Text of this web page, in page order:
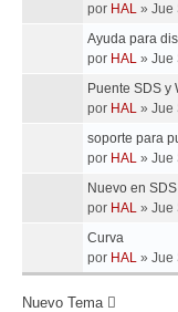
por HAL » Jue
Ayuda para
por HAL » Jue
Puente SDS y
por HAL » Jue
soporte para
por HAL » Jue
Nuevo en SDS
por HAL » Jue
Curva
por HAL » Jue
Nuevo Tema